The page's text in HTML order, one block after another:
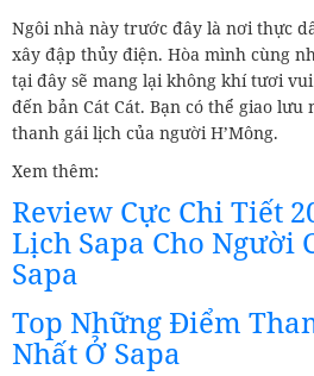
Ngôi nhà này trước đây là nơi thực
xây đập thủy điện. Hòa mình cùng
tại đây sẽ mang lại không khí tươi
đến bản Cát Cát. Bạn có thể giao
thanh gái lịch của người H’Mông.
Xem thêm:
Review Cực Chi Tiết
Lịch Sapa Cho Người
Sapa
Top Những Điểm
Nhất Ở Sapa